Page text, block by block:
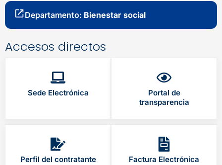
Departamento: Bienestar social
Accesos directos
Sede Electrónica
Portal de
transparencia
Perfil del contratante Factura Electrónica